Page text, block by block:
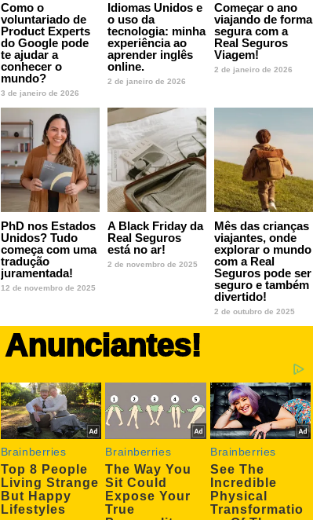
Como o
voluntariado de
Product Experts
do Google pode
te ajudar a
conhecer o
mundo?
3 de janeiro de 2026
Idiomas Unidos e
o uso da
tecnologia: minha
experiência ao
aprender inglês
online.
2 de janeiro de 2026
Começar o ano
viajando de forma
segura com a
Real Seguros
Viagem!
2 de janeiro de 2026
PhD nos Estados
Unidos? Tudo
começa com uma
tradução
juramentada!
12 de novembro de 2025
A Black Friday da
Real Seguros
está no ar!
2 de novembro de 2025
Mês das crianças
viajantes, onde
explorar o mundo
com a Real
Seguros pode ser
seguro e também
divertido!
2 de outubro de 2025
Anunciantes!